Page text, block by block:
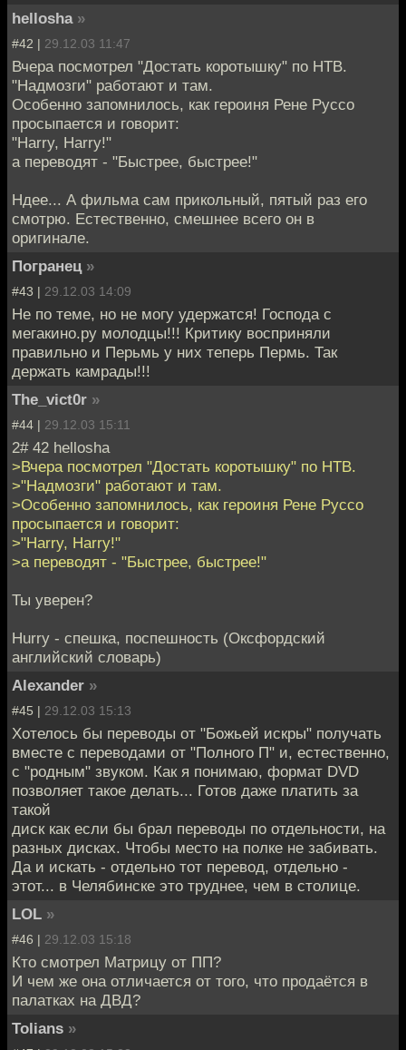
hellosha »
#42 | 29.12.03 11:47
Вчера посмотрел "Достать коротышку" по НТВ.
"Надмозги" работают и там.
Особенно запомнилось, как героиня Рене Руссо
просыпается и говорит:
"Harry, Harry!"
а переводят - "Быстрее, быстрее!"
Ндее... А фильма сам прикольный, пятый раз его
смотрю. Естественно, смешнее всего он в
оригинале.
Погранец »
#43 | 29.12.03 14:09
Не по теме, но не могу удержатся! Господа с
мегакино.ру молодцы!!! Критику восприняли
правильно и Перьмь у них теперь Пермь. Так
держать камрады!!!
The_vict0r »
#44 | 29.12.03 15:11
2# 42 hellosha
>Вчера посмотрел "Достать коротышку" по НТВ.
>"Надмозги" работают и там.
>Особенно запомнилось, как героиня Рене Руссо
просыпается и говорит:
>"Harry, Harry!"
>а переводят - "Быстрее, быстрее!"
Ты уверен?
Hurry - спешка, поспешность (Оксфордский
английский словарь)
Alexander »
#45 | 29.12.03 15:13
Хотелось бы переводы от "Божьей искры" получать
вместе с переводами от "Полного П" и, естественно,
с "родным" звуком. Как я понимаю, формат DVD
позволяет такое делать... Готов даже платить за
такой
диск как если бы брал переводы по отдельности, на
разных дисках. Чтобы место на полке не забивать.
Да и искать - отдельно тот перевод, отдельно -
этот... в Челябинске это труднее, чем в столице.
LOL »
#46 | 29.12.03 15:18
Кто смотрел Матрицу от ПП?
И чем же она отличается от того, что продаётся в
палатках на ДВД?
Tolians »